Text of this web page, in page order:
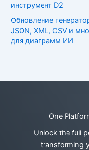
инструмент D2
Обновление
JSON, XML, CSV и
для диаграмм ИИ
One
Unlock the full
transforming